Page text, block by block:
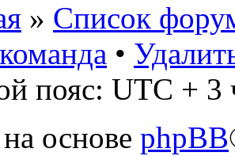
» Список
•
пояс: UTC + 3
основе phpBB